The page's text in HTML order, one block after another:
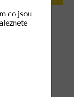
co jsou